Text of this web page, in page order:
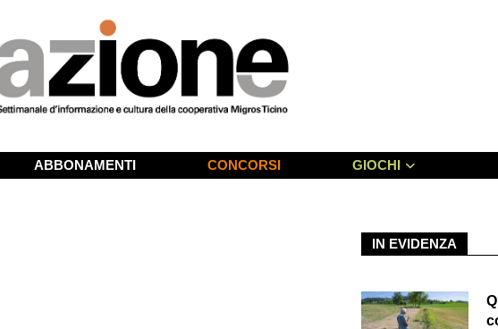
ABBONAMENTI CONCORSI GIOCHI
IN EVIDENZA